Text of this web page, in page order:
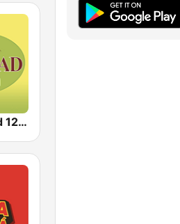
Radio Calidad 1230 AM